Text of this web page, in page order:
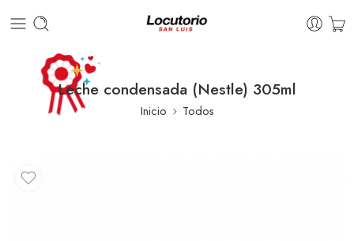
Leche condensada (Nestle) 305ml
Inicio Todos